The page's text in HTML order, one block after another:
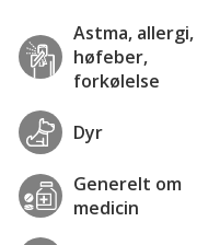
Astma, allergi,
høfeber,
forkølelse
Dyr
Generelt om
medicin